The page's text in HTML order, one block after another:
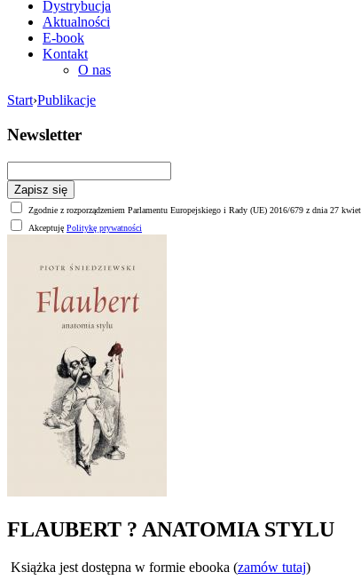
Dystrybucja
Aktualności
E-book
Kontakt
O nas
Start›Publikacje
Newsletter
Zgodnie z rozporządzeniem Parlamentu Europejskiego i Rady (UE) 2016/679 z dnia 27
Akceptuję Politykę prywatności
FLAUBERT ? ANATOMIA STYLU
Książka jest dostępna w formie ebooka (zamów tutaj)